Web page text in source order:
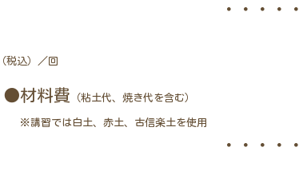
・・・・・
（税込）／回
●材料費 （粘土代、焼き代を含む）
※講習では白土、赤土、古信楽土を使用
・・・・・